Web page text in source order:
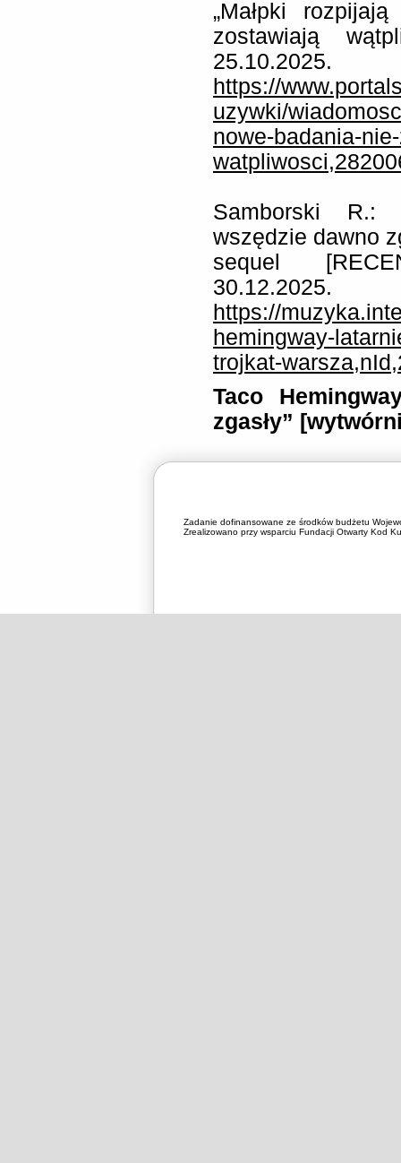
„Małpki
zostawiają
25.10.2025.
https://
uzywki/
nowe-badania-
Samborski R.:
wszędzie dawno
sequel
30.12.2025.
https://
hemingway-
trojkat-
Taco
zgasły”
Zadanie dofinansowane ze środków budżetu
Zrealizowano przy wsparciu Fundacji Otwarty Kod